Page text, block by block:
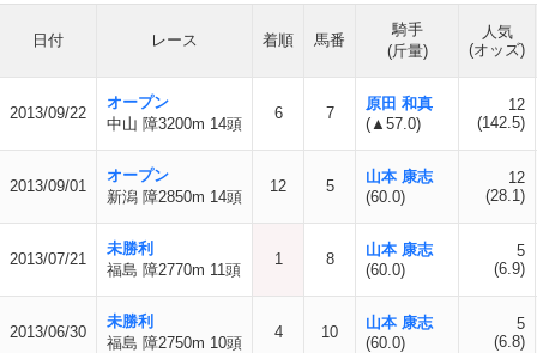
日付 レース 着順 馬番
騎手
(斤量)
人気
(オッズ)
2013/09/22
オープン
中山 障3200m 14頭
6 7
原田 和真
(▲57.0)
12
(142.5)
2013/09/01
オープン
新潟 障2850m 14頭
12 5
山本 康志
(60.0)
12
(28.1)
2013/07/21
未勝利
福島 障2770m 11頭
1 8
山本 康志
(60.0)
5
(6.9)
2013/06/30
未勝利
福島 障2750m 10頭
4 10
山本 康志
(60.0)
5
(6.8)